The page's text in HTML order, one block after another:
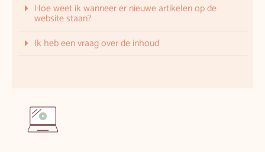
Hoe weet ik wanneer er nieuwe artikelen op de
website staan?
Ik heb een vraag over de inhoud